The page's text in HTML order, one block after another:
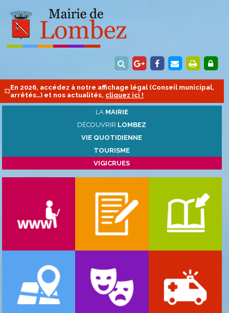
En 2026, accédez à notre affichage légal (Conseil municipal,
arrêtés…) et nos actualités, cliquez ici !
LA MAIRIE
DÉCOUVRIR LOMBEZ
VIE QUOTIDIENNE
TOURISME
VIGICRUES